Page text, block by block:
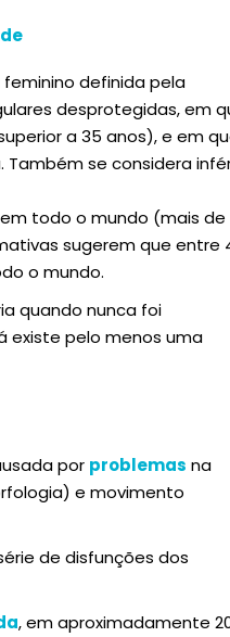
definida pela
desprotegidas, em
a 35 anos), e em
se considera
todo o mundo (mais de
sugerem que entre
o mundo.
quando nunca foi
existe pelo menos uma
por problemas na
e movimento
de disfunções dos
, em aproximadamente